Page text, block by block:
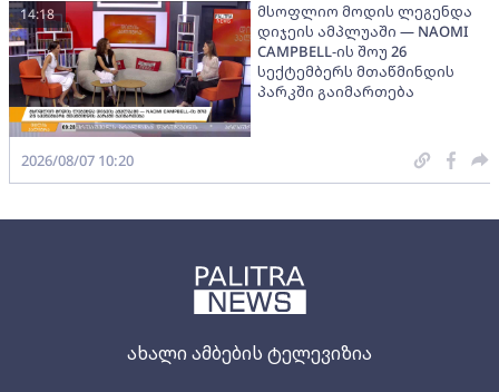
ახალი ამბების ტელევიზია
მსოფლიო მოდის ლეგენდა
დიჯეის ამპლუაში — NAOMI
CAMPBELL-ის შოუ 26
სექტემბერს მთაწმინდის
პარკში გაიმართება
14:18
2026/08/07 10:20